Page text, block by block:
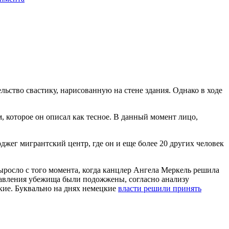
свастику, нарисованную на стене здания. Однако в ходе
которое он описал как тесное. В данный момент лицо,
мигрантский центр, где он и еще более 20 других человек
с того момента, когда канцлер Ангела Меркель решила
убежища были подожжены, согласно анализу
Буквально на днях немецкие власти решили принять